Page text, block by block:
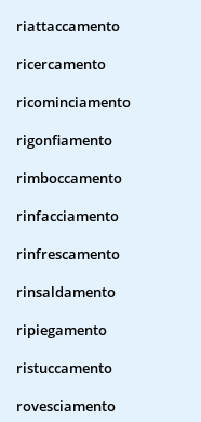
riattaccamento
ricercamento
ricominciamento
rigonfiamento
rimboccamento
rinfacciamento
rinfrescamento
rinsaldamento
ripiegamento
ristuccamento
rovesciamento